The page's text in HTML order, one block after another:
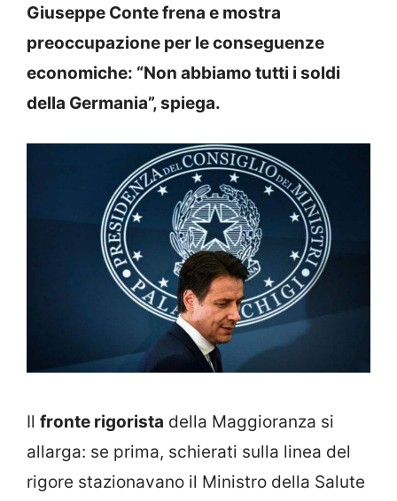
Giuseppe Conte frena e mostra
preoccupazione per le conseguenze
economiche: “Non abbiamo tutti i soldi
della Germania”, spiega.
Il fronte rigorista della Maggioranza si
allarga: se prima, schierati sulla linea del
rigore stazionavano il Ministro della Salute